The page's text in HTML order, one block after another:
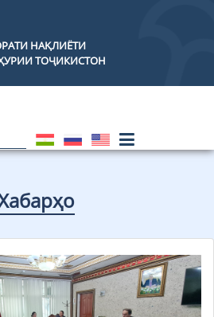
НАҚЛИЁТИ
ТОҶИКИСТОН